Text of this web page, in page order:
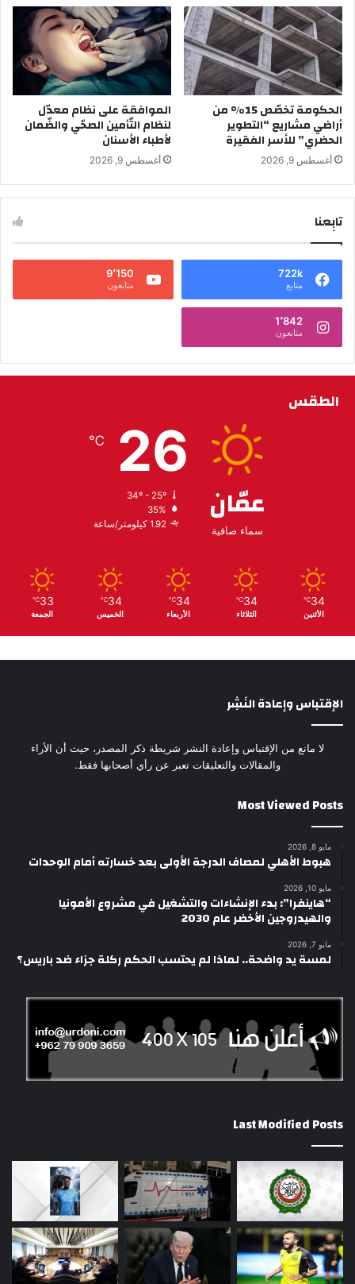
الحكومة تخصّص 15% من
أراضي مشاريع “التطوير
الحضري” للأسر الفقيرة
أغسطس 9, 2026
الموافقة على نظام معدّل
لنظام التّأمين الصحّي والضّمان
لأطباء الأسنان
أغسطس 9, 2026
تابِعنا
722k
متابع
9٬150
متابعون
1٬842
متابعون
الطقس
عمّان
سماء صافية
26
℃
34º - 25º
35%
1.92 كيلومتر/ساعة
34
℃
الأثنين
34
℃
الثلاثاء
34
℃
الأربعاء
34
℃
الخميس
33
℃
الجمعة
الإقتباس وإعادة النَشِر
لا مانع من الإقتباس وإعادة النشر شريطة ذكر المصدر، حيث أن الأراء
والمقالات والتعليقات تعبر عن رأي أصحابها فقط.
Most Viewed Posts
مايو 8, 2026
هبوط الأهلي لمصاف الدرجة الأولى بعد خسارته أمام الوحدات
مايو 10, 2026
“هاينفرا”: بدء الإنشاءات والتشغيل في مشروع الأمونيا
والهيدروجين الأخضر عام 2030
مايو 7, 2026
لمسة يد واضحة.. لماذا لم يحتسب الحكم ركلة جزاء ضد باريس؟
Last Modified Posts